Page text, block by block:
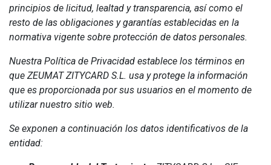
principios de licitud, lealtad y transparencia, así como el
resto de las obligaciones y garantías establecidas en la
normativa vigente sobre protección de datos personales.
Nuestra Política de Privacidad establece los términos en
que ZEUMAT ZITYCARD S.L. usa y protege la información
que es proporcionada por sus usuarios en el momento de
utilizar nuestro sitio web.
Se exponen a continuación los datos identificativos de la
entidad: